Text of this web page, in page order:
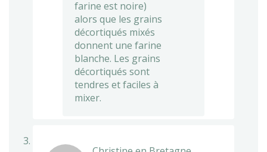
farine est noire)
alors que les grains
décortiqués mixés
donnent une farine
blanche. Les grains
décortiqués sont
tendres et faciles à
mixer.